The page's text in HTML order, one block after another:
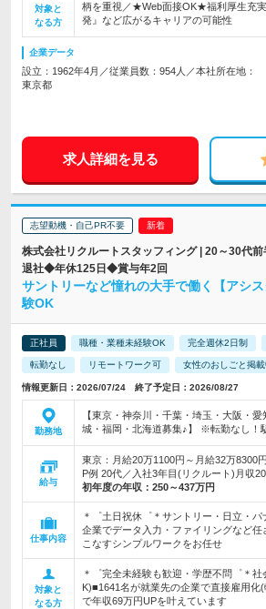
対象と
なる方
柄を重視／★Web面接OK★福利厚生充
発』など広がるキャリアの可能性
企業データ
設立：1962年4月／従業員数：954人／本社所在地：
東京都
求人詳細を見る
志望動機・自己PR不要
株式会社リクルートスタッフィング | 20～30代
退社◆年休125日◆賞与年2回
サントリーなど憧れの大手で働く【アシ
験OK
正社員 職種・業種未経験OK 完全週休2日制
転勤なし リモートワーク可 女性のおしごと掲載
情報更新日：2026/07/24 終了予定日：2026/08/27
勤務地
【東京・神奈川・千葉・埼玉・大阪・
城・福岡・北海道募集♪】 ※転勤なし！
給与
東京：月給20万1100円～月給32万8300
P例 20代／入社3年目(リクルート)月収
初年度の年収： 250～437万円
仕事内容
＊゜土日祝休゜＊サントリー・日立・
企業でデータ入力・ファイリングなど任
こなすシンプルワークをお任せ
対象と
なる方
＊゜完全未経験も歓迎・学歴不問゜＊
K)■1641名が就業先の企業で直接雇用
で年収69万円UPを叶えています